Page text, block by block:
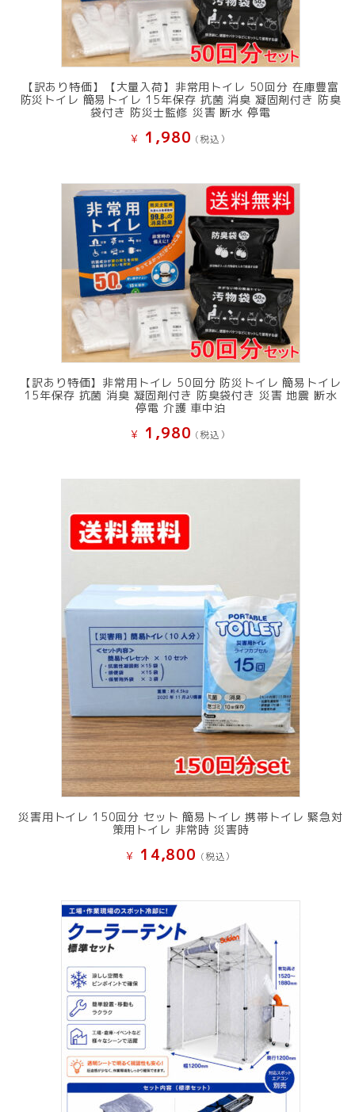
【訳あり特価】【大量入荷】非常用トイレ 50回分 在庫豊富
防災トイレ 簡易トイレ 15年保存 抗菌 消臭 凝固剤付き 防臭
袋付き 防災士監修 災害 断水 停電
¥ 1,980 (税込）
【訳あり特価】非常用トイレ 50回分 防災トイレ 簡易トイレ
15年保存 抗菌 消臭 凝固剤付き 防臭袋付き 災害 地震 断水
停電 介護 車中泊
¥ 1,980 (税込）
災害用トイレ 150回分 セット 簡易トイレ 携帯トイレ 緊急対
策用トイレ 非常時 災害時
¥ 14,800 (税込）